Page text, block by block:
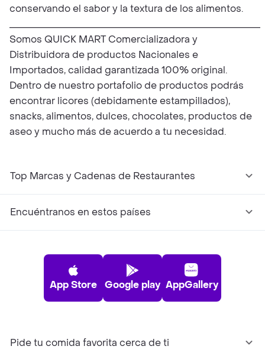
conservando el sabor y la textura de los alimentos.
Somos QUICK MART Comercializadora y
Distribuidora de productos Nacionales e
Importados, calidad garantizada 100% original.
Dentro de nuestro portafolio de productos podrás
encontrar licores (debidamente estampillados),
snacks, alimentos, dulces, chocolates, productos de
aseo y mucho más de acuerdo a tu necesidad.
Top Marcas y Cadenas de Restaurantes
Encuéntranos en estos países
App Store Google play AppGallery
Pide tu comida favorita cerca de ti